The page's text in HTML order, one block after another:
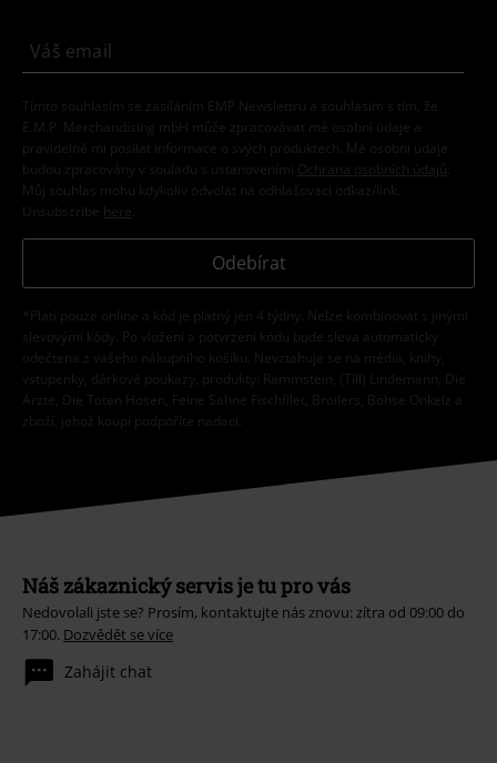
Tímto souhlasím se zasíláním EMP Newslettru a souhlasím s tím, že
E.M.P. Merchandising mbH může zpracovávat mé osobní údaje a
pravidelně mi posílat informace o svých produktech. Mé osobní údaje
budou zpracovány v souladu s ustanoveními
Ochrana osobních údajů
Můj souhlas mohu kdykoliv odvolat na odhlašovací odkaz/link.
Unsubscribe here
Odebírat
*Platí pouze online a kód je platný jen 4 týdny. Nelze kombinovat s jinými
slevovými kódy. Po vložení a potvrzení kódu bude sleva automaticky
odečtena z vašeho nákupního košíku. Nevztahuje se na média, knihy,
vstupenky, dárkové poukazy, produkty: Rammstein, (Till) Lindemann, Die
Ärzte, Die Toten Hosen, Feine Sahne Fischfilet, Broilers, Böhse Onkelz a
zboží, jehož koupí podpoříte nadaci.
Náš zákaznický servis je tu pro vás
Nedovolali jste se? Prosím, kontaktujte nás znovu: zítra od 09:00 do
17:00. Dozvědět se více
Zahájit chat